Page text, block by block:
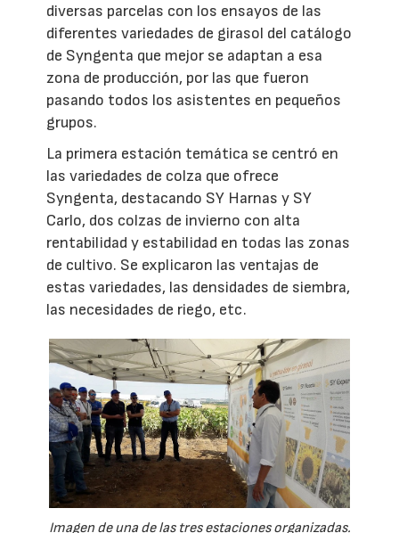
diversas parcelas con los ensayos de las
diferentes variedades de girasol del catálogo
de Syngenta que mejor se adaptan a esa
zona de producción, por las que fueron
pasando todos los asistentes en pequeños
grupos.
La primera estación temática se centró en
las variedades de colza que ofrece
Syngenta, destacando SY Harnas y SY
Carlo, dos colzas de invierno con alta
rentabilidad y estabilidad en todas las zonas
de cultivo. Se explicaron las ventajas de
estas variedades, las densidades de siembra,
las necesidades de riego, etc.
Imagen de una de las tres estaciones organizadas.